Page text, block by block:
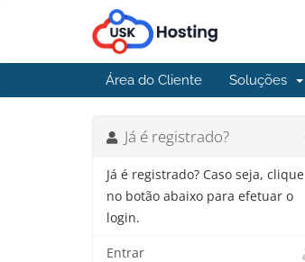
Área do Cliente Soluções
Já é registrado?
Já é registrado? Caso seja, clique
no botão abaixo para efetuar o
login.
Entrar